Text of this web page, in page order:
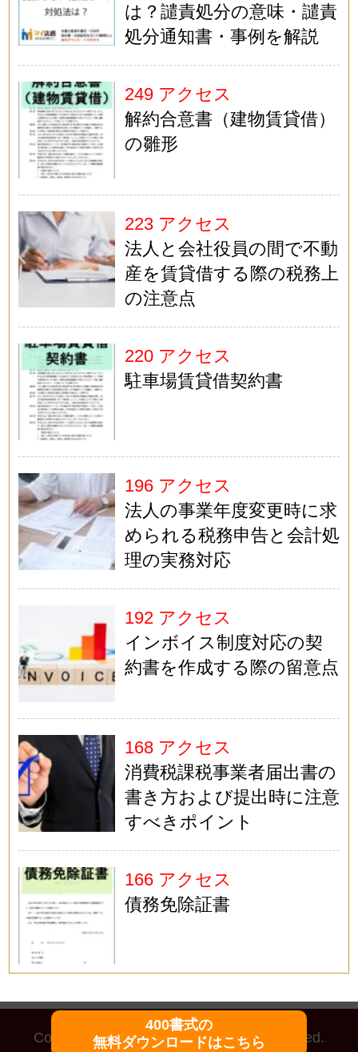
は？譴責処分の意味・譴責
処分通知書・事例を解説
249 アクセス
解約合意書（建物賃貸借）
の雛形
223 アクセス
法人と会社役員の間で不動
産を賃貸借する際の税務上
の注意点
220 アクセス
駐車場賃貸借契約書
196 アクセス
法人の事業年度変更時に求
められる税務申告と会計処
理の実務対応
192 アクセス
インボイス制度対応の契
約書を作成する際の留意点
168 アクセス
消費税課税事業者届出書の
書き方および提出時に注意
すべきポイント
166 アクセス
債務免除証書
Copyright (C) マイ法務 All Rights Reserved.
400書式の
無料ダウンロードはこちら